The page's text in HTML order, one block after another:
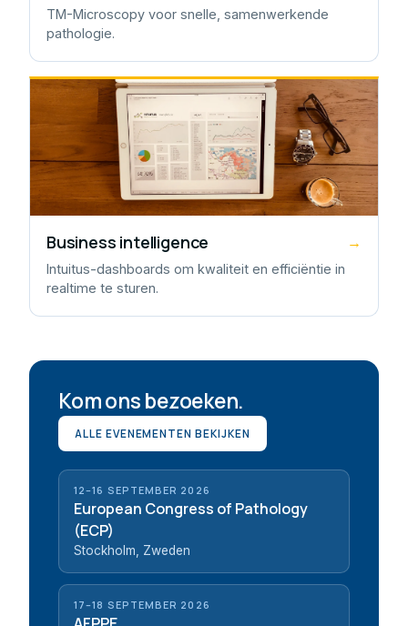
TM-Microscopy voor snelle, samenwerkende
pathologie.
Business intelligence →
Intuitus-dashboards om kwaliteit en efficiëntie in
realtime te sturen.
Kom ons bezoeken.
ALLE EVENEMENTEN BEKIJKEN
12–16 SEPTEMBER 2026
European Congress of Pathology
(ECP)
Stockholm, Zweden
17–18 SEPTEMBER 2026